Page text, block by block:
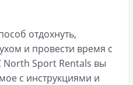
отдохнуть,
и провести время с
North Sport Rentals вы
с инструкциями и